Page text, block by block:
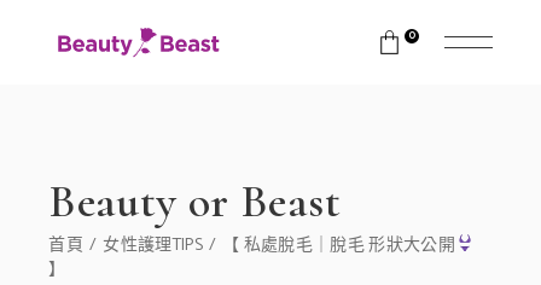
0
Beauty or Beast
首頁 女性護理TIPS
【 私處脫毛｜脫毛 形狀大公開
】